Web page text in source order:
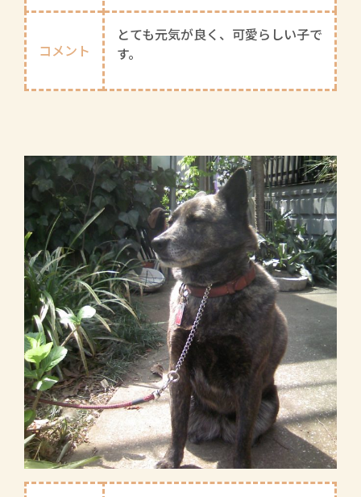
コメント
とても元気が良く、可愛らしい子で
す。